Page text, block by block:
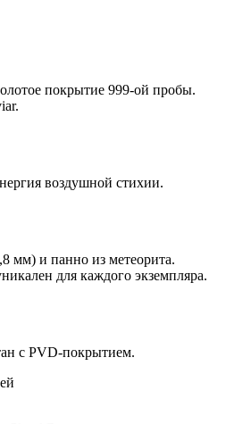
покрытие 999-ой пробы.
воздушной стихии.
мм) и панно из метеорита.
для каждого экземпляра.
с PVD-покрытием.